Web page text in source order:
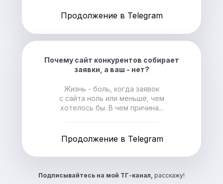
Подписывайтесь на мой ТГ-канал, расскажу!
Продолжение в Telegram
Почему сайт конкурентов собирает
заявки, а ваш - нет?
Жизнь - боль, когда заявок
с сайта ноль или меньше, чем
хотелось бы. В чем причина...
Продолжение в Telegram